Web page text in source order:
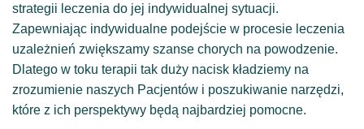
strategii leczenia do jej indywidualnej sytuacji.
Zapewniając indywidualne podejście w procesie leczenia
uzależnień zwiększamy szanse chorych na powodzenie.
Dlatego w toku terapii tak duży nacisk kładziemy na
zrozumienie naszych Pacjentów i poszukiwanie narzędzi,
które z ich perspektywy będą najbardziej pomocne.